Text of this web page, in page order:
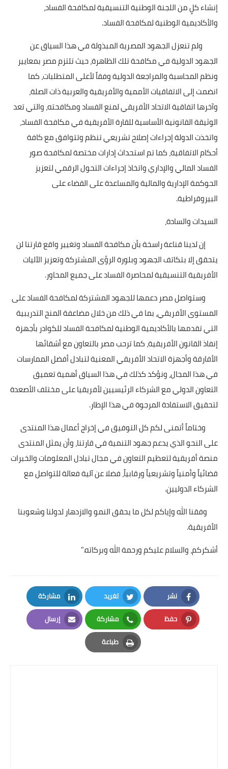
إنشاء كلٍ من اللجنة الوطنية التنسيقية لمكافحة الفساد،
والأكاديمية الوطنية لمكافحة الفساد.
ولم تنعزل الجهود المصرية المبذولة في هذا السياق عن
الجهود الدولية في مكافحة تلك الظاهرة، حيث تلتزم مصر بمعايير
ونظم المحاسبة والمراجعة الدولية وفقاً لأعلى المتطلبات، كما
انضمت إلى الاتفاقيات الأممية والأفريقية والعربية ذات الصلة،
وآخرها اتفاقية الاتحاد الأفريقي لمنع الفساد ومكافحته، والتي تعد
الوثيقة القانونية الأساسية للقارة الأفريقية في مكافحة الفساد،
واتخذت الدولة إجراءات إصلاح تشريعي تنظم وتتوافق مع كافة
أحكام الاتفاقية، كما تم استحداث إدارات مختصة لمكافحة صور
الفساد المالي والإداري واتخاذ إجراءات التحول الرقمي لتعزيز
الحوكمة الإدارية والمالية والمساعدة على القضاء على
البيروقراطية.
السيدات والسادة،
إن لدينا قناعة راسخة بأن مكافحة الفساد وتغيير واقع قارتنا لن
يتحقق إلا بتكاتف الجهود وبلورة الرؤى المشتركة وتعزيز الآليات
الأفريقية التنسيقية لمحاصرة الفساد على جميع المحاور.
وستواصل مصر دعمها للجهود المشتركة لمكافحة الفساد على
المستوى الأفريقي، بما في ذلك من خلال مضاعفة المنح التدريبية
التي تقدمها بالأكاديمية الوطنية لمكافحة الفساد للكوادر بأجهزة
إنفاذ القانون الأفريقية، كما ترحب مصر بالتعاون مع أشقائها
الأفارقة وأجهزة الاتحاد الأفريقي المعنية لتبادل أفضل الممارسات
في هذا المجال، ونؤكد كذلك في هذا السياق أهمية تعميق
التعاون الدولي مع الشركاء الرئيسيين لأفريقيا على مختلف الأصعدة
لتحقيق الاستفادة المرجوة في هذا الإطار.
وختاماً أتمنى لكم كل التوفيق في إخراج أعمال هذا المنتدى
على النحو الذي يدعم جهود التنمية في قارتنا، وأن يمثل المنتدى
منصة أفريقية لتعظيم التعاون في مجال تبادل المعلومات والخبرات
قضائياً وأمنياً وتشريعياً ورقابياً، فضلا عن آلية فعالة للتواصل مع
الشركاء الدوليين.
وفقنا الله وإياكم لكل ما يحقق النمو والازدهار لدولنا وشعوبنا
الأفريقية.
أشكركم، والسلام عليكم ورحمة الله وبركاته."
نشر
Facebook
تغريد
Twitter
مشاركة
LinkedIn
حفظ
Pinterest
مشاركة
Whatsapp
إرسال
Email
طباعة
Print